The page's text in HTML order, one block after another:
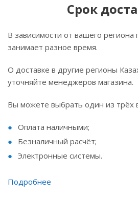
Срок
В зависимости от вашего региона
занимает разное время.
О доставке в другие регионы
уточняйте менеджеров магазина.
Вы можете выбрать один из трёх
Оплата наличными;
Безналичный расчёт;
Электронные системы.
Подробнее